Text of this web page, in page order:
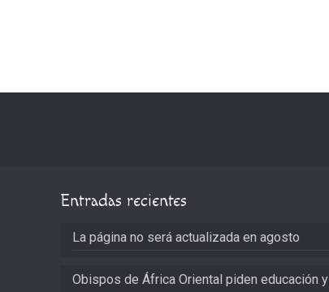
Entradas recientes
La página no será actualizada en agosto
Obispos de África Oriental piden educación y